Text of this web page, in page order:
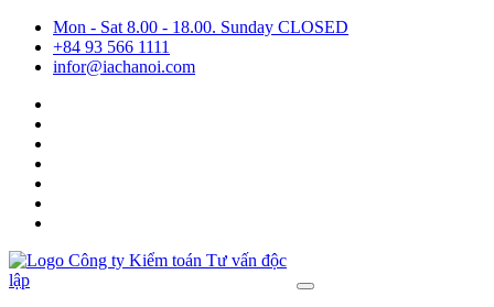
Mon - Sat 8.00 - 18.00. Sunday CLOSED
+84 93 566 1111
infor@iachanoi.com